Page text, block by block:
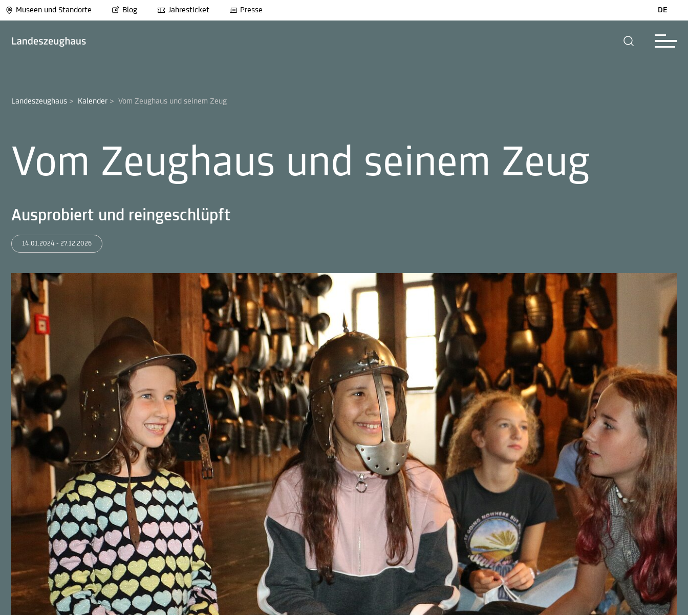
Museen und Standorte Blog Jahresticket Presse DE
Landeszeughaus > Kalender > Vom Zeughaus und seinem Zeug
Vom Zeughaus und seinem Zeug
Ausprobiert und reingeschlüpft
14.01.2024 - 27.12.2026